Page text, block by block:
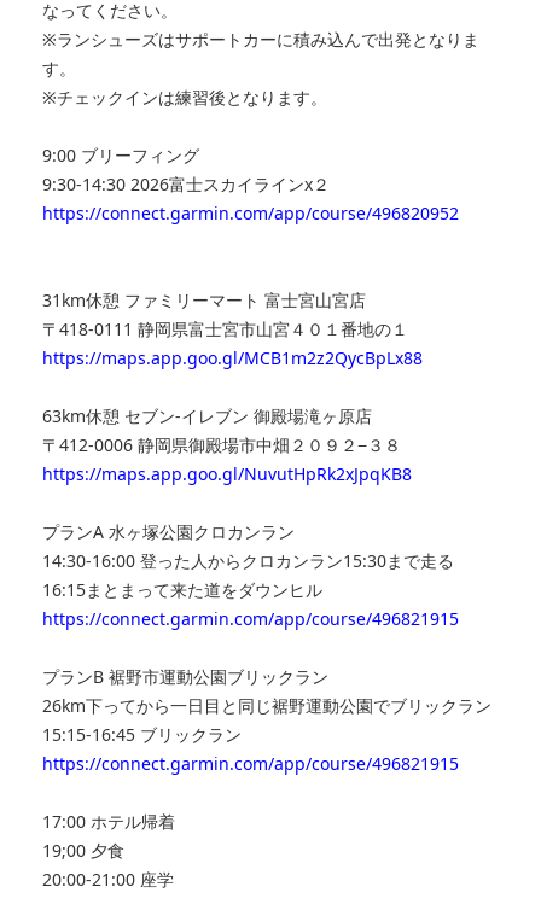
なってください。
※ランシューズはサポートカーに積み込んで出発となりま
す。
※チェックインは練習後となります。
9:00 ブリーフィング
9:30-14:30 2026富士スカイラインx２
https://connect.garmin.com/app/course/496820952
31km休憩 ファミリーマート 富士宮山宮店
〒418-0111 静岡県富士宮市山宮４０１番地の１
https://maps.app.goo.gl/MCB1m2z2QycBpLx88
63km休憩 セブン-イレブン 御殿場滝ヶ原店
〒412-0006 静岡県御殿場市中畑２０９２−３８
https://maps.app.goo.gl/NuvutHpRk2xJpqKB8
プランA 水ヶ塚公園クロカンラン
14:30-16:00 登った人からクロカンラン15:30まで走る
16:15まとまって来た道をダウンヒル
https://connect.garmin.com/app/course/496821915
プランB 裾野市運動公園ブリックラン
26km下ってから一日目と同じ裾野運動公園でブリックラン
15:15-16:45 ブリックラン
https://connect.garmin.com/app/course/496821915
17:00 ホテル帰着
19;00 夕食
20:00-21:00 座学